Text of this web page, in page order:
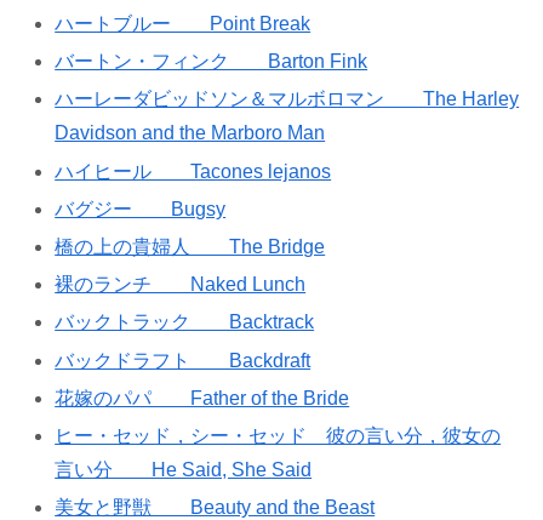
ハートブルー Point Break
バートン・フィンク Barton Fink
ハーレーダビッドソン＆マルボロマン The Harley
Davidson and the Marboro Man
ハイヒール Tacones lejanos
バグジー Bugsy
橋の上の貴婦人 The Bridge
裸のランチ Naked Lunch
バックトラック Backtrack
バックドラフト Backdraft
花嫁のパパ Father of the Bride
ヒー・セッド，シー・セッド 彼の言い分，彼女の
言い分 He Said, She Said
美女と野獣 Beauty and the Beast